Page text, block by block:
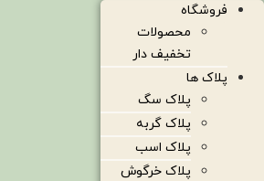
فروشگاه
محصولات
تخفیف دار
پلاک ها
پلاک سگ
پلاک گربه
پلاک اسب
پلاک خرگوش